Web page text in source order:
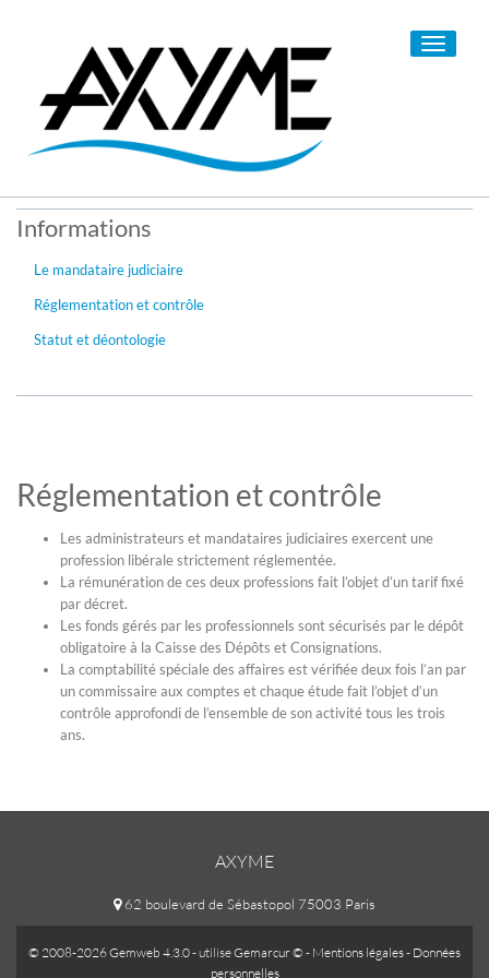
Toggle
Informations
Le mandataire judiciaire
Réglementation et contrôle
Statut et déontologie
Réglementation et contrôle
Les administrateurs et mandataires judiciaires exercent une
profession libérale strictement réglementée.
La rémunération de ces deux professions fait l’objet d’un tarif fixé
par décret.
Les fonds gérés par les professionnels sont sécurisés par le dépôt
obligatoire à la Caisse des Dépôts et Consignations.
La comptabilité spéciale des affaires est vérifiée deux fois l’an par
un commissaire aux comptes et chaque étude fait l’objet d’un
contrôle approfondi de l’ensemble de son activité tous les trois
ans.
AXYME
62 boulevard de Sébastopol 75003 Paris
© 2008-2026 Gemweb 4.3.0- utiliseGemarcur © - Mentions légales- Données
personnelles